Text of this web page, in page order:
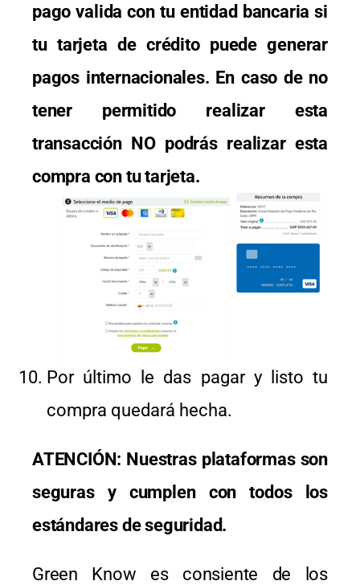
pago valida con tu entidad bancaria si
tu tarjeta de crédito puede generar
pagos internacionales. En caso de no
tener permitido realizar esta
transacción NO podrás realizar esta
compra con tu tarjeta.
Por último le das pagar y listo tu
compra quedará hecha.
ATENCIÓN: Nuestras plataformas son
seguras y cumplen con todos los
estándares de seguridad.
Green Know es consiente de los